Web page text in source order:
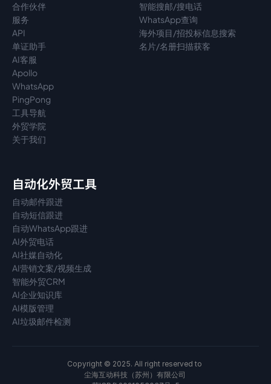
合作伙伴
服务
API
单证助手
AI客服
Apollo
WhatsApp
PingPong
工具导航
外贸学院
关于我们
智能搜邮/搜电话
WhatsApp查询
海外项目/招投标信息搜索
名片/名册扫描获客
自动化外贸工具
自动邮件跟进
自动短信跟进
自动WhatsApp跟进
AI外贸电话
AI社媒自动化
AI营销文案/视频生成
智能外贸CRM
AI企业知识库
AI模版管理
AI垃圾邮件检测
Copyright © 2025. All right reserved to
尘海互动科技（苏州）有限公司